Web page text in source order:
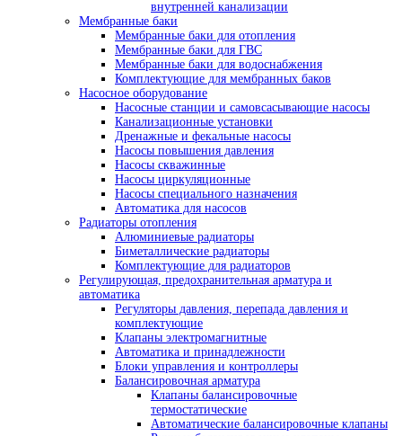
внутренней канализации
Мембранные баки
Мембранные баки для отопления
Мембранные баки для ГВС
Мембранные баки для водоснабжения
Комплектующие для мембранных баков
Насосное оборудование
Насосные станции и самовсасывающие насосы
Канализационные установки
Дренажные и фекальные насосы
Насосы повышения давления
Насосы скважинные
Насосы циркуляционные
Насосы специального назначения
Автоматика для насосов
Радиаторы отопления
Алюминиевые радиаторы
Биметаллические радиаторы
Комплектующие для радиаторов
Регулирующая, предохранительная арматура и
автоматика
Регуляторы давления, перепада давления и
комплектующие
Клапаны электромагнитные
Автоматика и принадлежности
Блоки управления и контроллеры
Балансировочная арматура
Клапаны балансировочные
термостатические
Автоматические балансировочные клапаны